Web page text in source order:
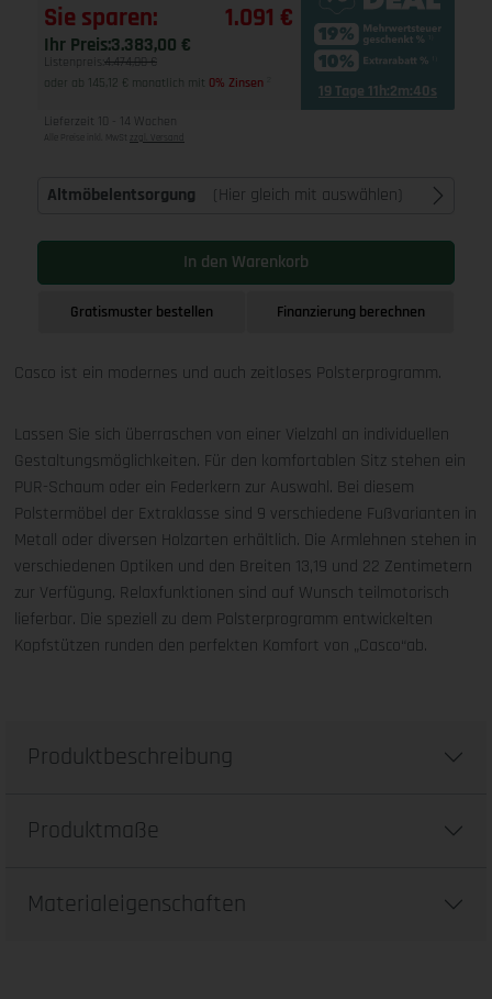
Sie sparen: 1.091 €
Ihr Preis:3.383,00 €
Listenpreis: 4.474,00 €
oder ab 145,12 € monatlich mit 0% Zinsen 19 Tage 11h:2m:39s
Lieferzeit 10 - 14 Wochen
Alle Preise inkl. MwSt zzgl. Versand
Altmöbelentsorgung (Hier gleich mit auswählen)
In den Warenkorb
Gratismuster bestellen Finanzierung berechnen
Casco ist ein modernes und auch zeitloses Polsterprogramm.
Lassen Sie sich überraschen von einer Vielzahl an individuellen
Gestaltungsmöglichkeiten. Für den komfortablen Sitz stehen ein
PUR-Schaum oder ein Federkern zur Auswahl. Bei diesem
Polstermöbel der Extraklasse sind 9 verschiedene Fußvarianten in
Metall oder diversen Holzarten erhältlich. Die Armlehnen stehen in
verschiedenen Optiken und den Breiten 13,19 und 22 Zentimetern
zur Verfügung. Relaxfunktionen sind auf Wunsch teilmotorisch
lieferbar. Die speziell zu dem Polsterprogramm entwickelten
Kopfstützen runden den perfekten Komfort von „Casco“ab.
Produktbeschreibung
Produktmaße
Materialeigenschaften